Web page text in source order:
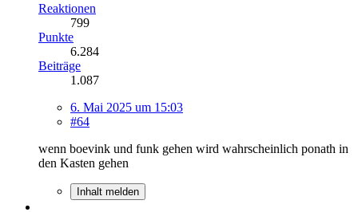
Reaktionen
799
Punkte
6.284
Beiträge
1.087
6. Mai 2025 um 15:03
#64
wenn boevink und funk gehen wird wahrscheinlich ponath in
den Kasten gehen
Inhalt melden